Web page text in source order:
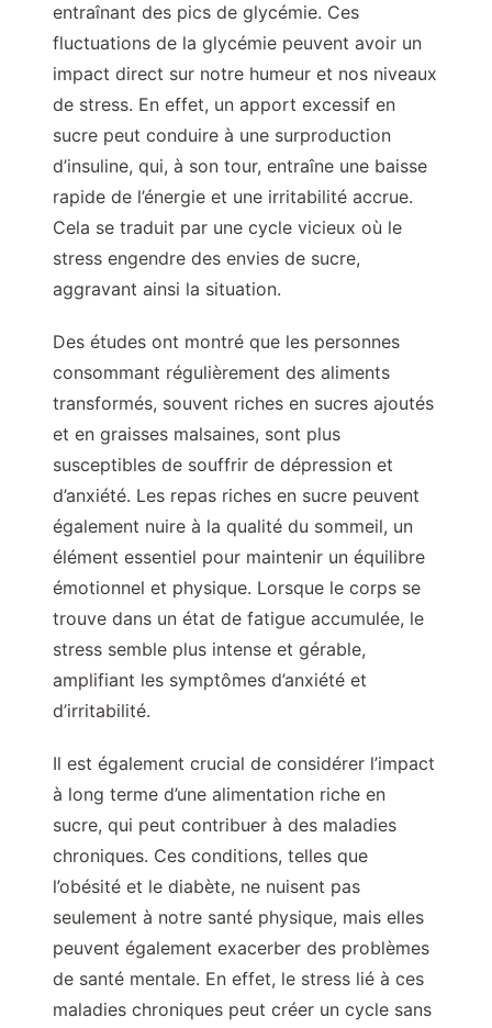
entraînant des pics de glycémie. Ces
fluctuations de la glycémie peuvent avoir un
impact direct sur notre humeur et nos niveaux
de stress. En effet, un apport excessif en
sucre peut conduire à une surproduction
d’insuline, qui, à son tour, entraîne une baisse
rapide de l’énergie et une irritabilité accrue.
Cela se traduit par une cycle vicieux où le
stress engendre des envies de sucre,
aggravant ainsi la situation.
Des études ont montré que les personnes
consommant régulièrement des aliments
transformés, souvent riches en sucres ajoutés
et en graisses malsaines, sont plus
susceptibles de souffrir de dépression et
d’anxiété. Les repas riches en sucre peuvent
également nuire à la qualité du sommeil, un
élément essentiel pour maintenir un équilibre
émotionnel et physique. Lorsque le corps se
trouve dans un état de fatigue accumulée, le
stress semble plus intense et gérable,
amplifiant les symptômes d’anxiété et
d’irritabilité.
Il est également crucial de considérer l’impact
à long terme d’une alimentation riche en
sucre, qui peut contribuer à des maladies
chroniques. Ces conditions, telles que
l’obésité et le diabète, ne nuisent pas
seulement à notre santé physique, mais elles
peuvent également exacerber des problèmes
de santé mentale. En effet, le stress lié à ces
maladies chroniques peut créer un cycle sans